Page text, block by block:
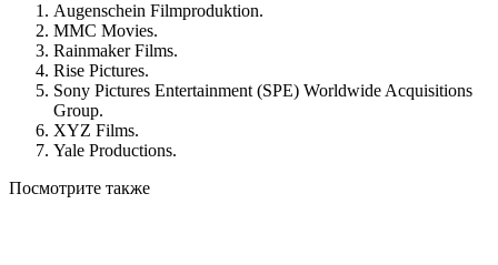
Augenschein Filmproduktion.
MMC Movies.
Rainmaker Films.
Rise Pictures.
Sony Pictures Entertainment (SPE) Worldwide Acquisitions
Group.
XYZ Films.
Yale Productions.
Посмотрите также